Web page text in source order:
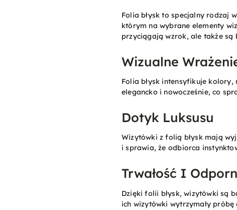
Folia błysk to specjalny rodzaj
którym na wybrane elementy
przyciągają wzrok, ale także są
Wizualne
Folia błysk intensyfikuje kolory,
elegancko i nowocześnie, co
Dotyk Luksusu
Wizytówki z folią błysk mają
i sprawia, że odbiorca
Trwałość I
Dzięki folii błysk, wizytówki są
ich wizytówki wytrzymały